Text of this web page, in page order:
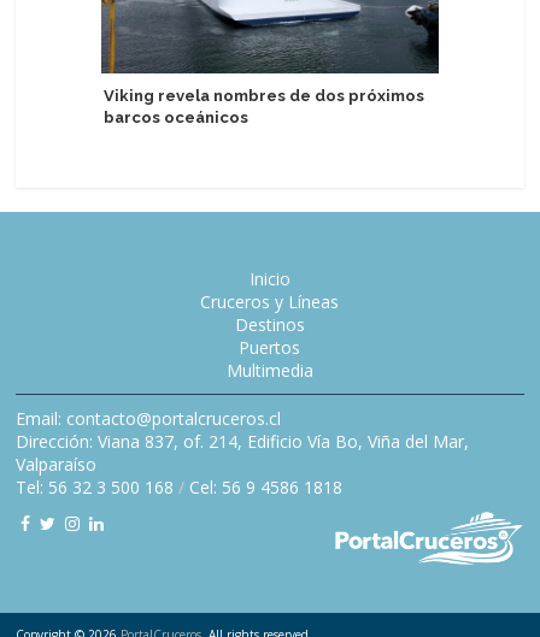
Viking revela nombres de dos próximos
barcos oceánicos
Inicio
Cruceros y Líneas
Destinos
Puertos
Multimedia
Email: contacto@portalcruceros.cl
Dirección: Viana 837, of. 214, Edificio Vía Bo, Viña del Mar,
Valparaíso
Tel: 56 32 3 500 168 / Cel: 56 9 4586 1818